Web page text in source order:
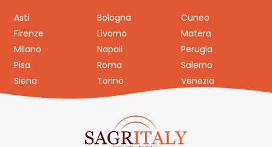
Asti Bologna
Cuneo
Firenze
Livorno
Matera
Milano
Napoli
Perugia
Pisa
Roma
Salerno
Siena
Torino Venezia